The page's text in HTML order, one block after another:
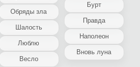
Обряды зла
Шалость
Люблю
Весло
Бурт
Правда
Наполеон
Вновь луна